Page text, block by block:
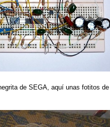
de SEGA, aquí unas fotitos